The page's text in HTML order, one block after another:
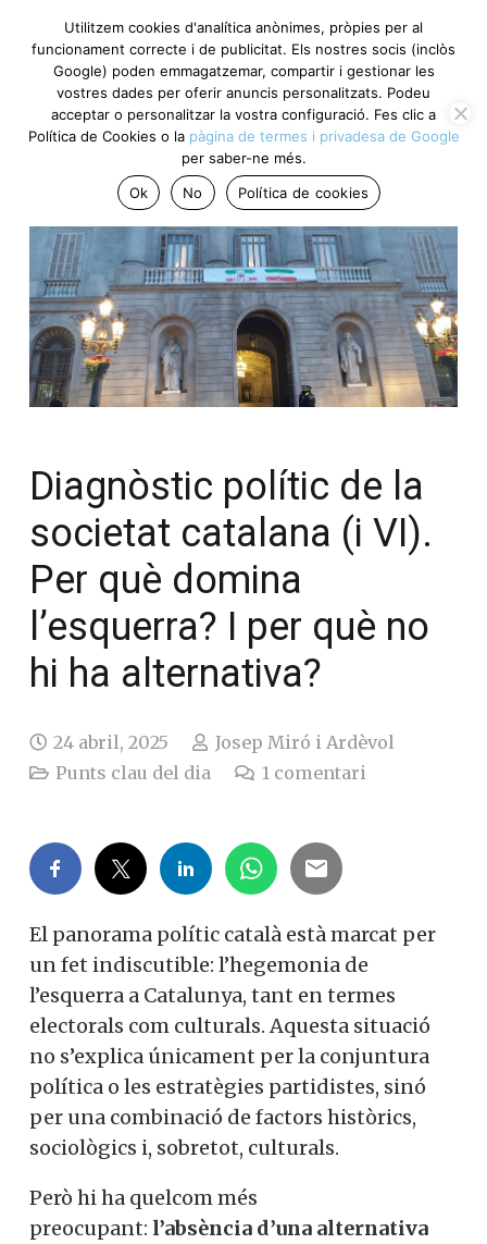
Diagnòstic polític de la
societat catalana (i VI).
Per què domina
l’esquerra? I per què no
hi ha alternativa?
24 abril, 2025
Josep Miró i Ardèvol
Punts clau del dia
1 comentari
El panorama polític català està marcat per
un fet indiscutible: l’hegemonia de
l’esquerra a Catalunya, tant en termes
electorals com culturals. Aquesta situació
no s’explica únicament per la conjuntura
política o les estratègies partidistes, sinó
per una combinació de factors històrics,
sociològics i, sobretot, culturals.
Però hi ha quelcom més
preocupant: l’absència d’una alternativa
Utilitzem cookies d'analítica anònimes, pròpies per al
funcionament correcte i de publicitat. Els nostres socis (inclòs
Google) poden emmagatzemar, compartir i gestionar les
vostres dades per oferir anuncis personalitzats. Podeu
acceptar o personalitzar la vostra configuració. Fes clic a
Política de Cookies o la pàgina de termes i privadesa de Google
per saber-ne més.
Ok
No Política de cookies